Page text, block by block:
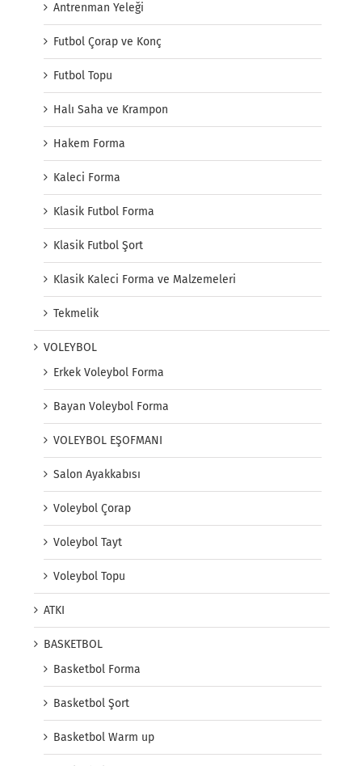
Antrenman Yeleği
Futbol Çorap ve Konç
Futbol Topu
Halı Saha ve Krampon
Hakem Forma
Kaleci Forma
Klasik Futbol Forma
Klasik Futbol Şort
Klasik Kaleci Forma ve Malzemeleri
Tekmelik
VOLEYBOL
Erkek Voleybol Forma
Bayan Voleybol Forma
VOLEYBOL EŞOFMANI
Salon Ayakkabısı
Voleybol Çorap
Voleybol Tayt
Voleybol Topu
ATKI
BASKETBOL
Basketbol Forma
Basketbol Şort
Basketbol Warm up